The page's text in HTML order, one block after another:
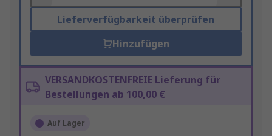
Lieferverfügbarkeit überprüfen
Hinzufügen
VERSANDKOSTENFREIE Lieferung für
Bestellungen ab 100,00 €
Auf Lager